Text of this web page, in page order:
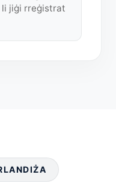
li jiġi rreġistrat